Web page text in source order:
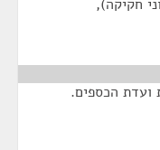
חקיקה),
ועדת הכספים.